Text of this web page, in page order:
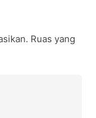
Ruas yang